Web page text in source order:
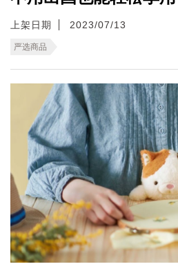
上架日期 2023/07/13
严选商品